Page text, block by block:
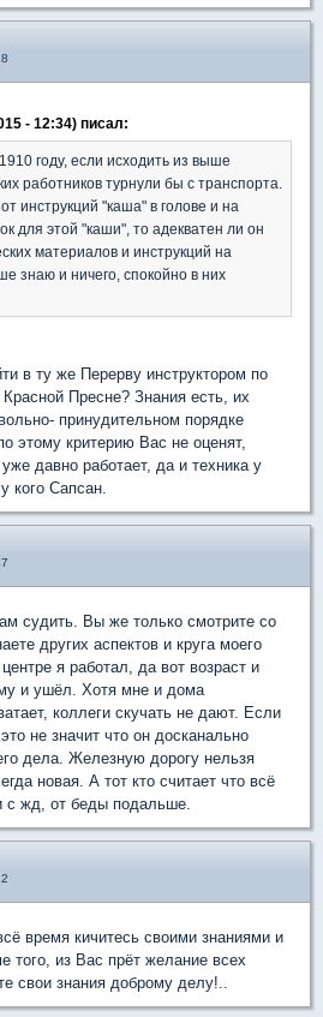
- 12:34) писал:
году, если исходить из выше
работников турнули бы с транспорта.
инструкций "каша" в голове и на
для этой "каши", то адекватен ли он
материалов и инструкций на
знаю и ничего, спокойно в них
в ту же Перерву инструктором по
Пресне? Знания есть, их
принудительном порядке
этому критерию Вас не оценят,
давно работает, да и техника у
кого Сапсан.
судить. Вы же только смотрите со
других аспектов и круга моего
я работал, да вот возраст и
и ушёл. Хотя мне и дома
коллеги скучать не дают. Если
не значит что он досканально
дела. Железную дорогу нельзя
новая. А тот кто считает что всё
с жд, от беды подальше.
время кичитесь своими знаниями и
того, из Вас прёт желание всех
свои знания доброму делу!..